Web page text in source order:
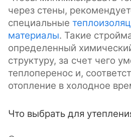
через стены,
специальные
материалы. Такие
определенный
структуру, за счет чего
теплоперенос и,
отопление в холодное
Что выбрать для